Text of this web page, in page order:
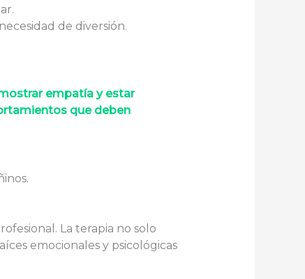
de diversión.
empatía y estar
que deben
La terapia no solo
emocionales y psicológicas